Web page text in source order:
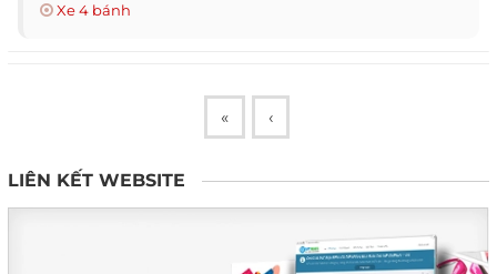
Xe 4 bánh
« ‹
LIÊN KẾT WEBSITE